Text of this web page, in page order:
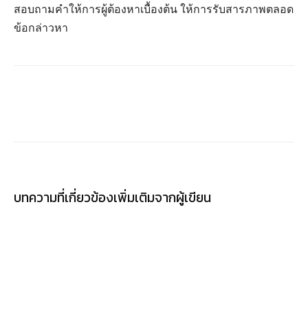
สอบถามคําให้การผู้ต้องหาเบื้องต้น ให้การรับสารภาพตลอด
ข้อกล่าวหา
บทความที่เกี่ยวข้องเพิ่มเติมจากผู้เขียน